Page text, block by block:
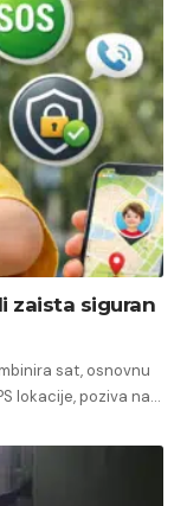
zaista siguran
sat, osnovnu
lokacije, poziva na…